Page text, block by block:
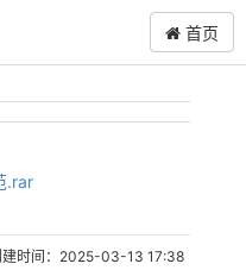
首页
.rar
建时间：2025-03-13 17:38